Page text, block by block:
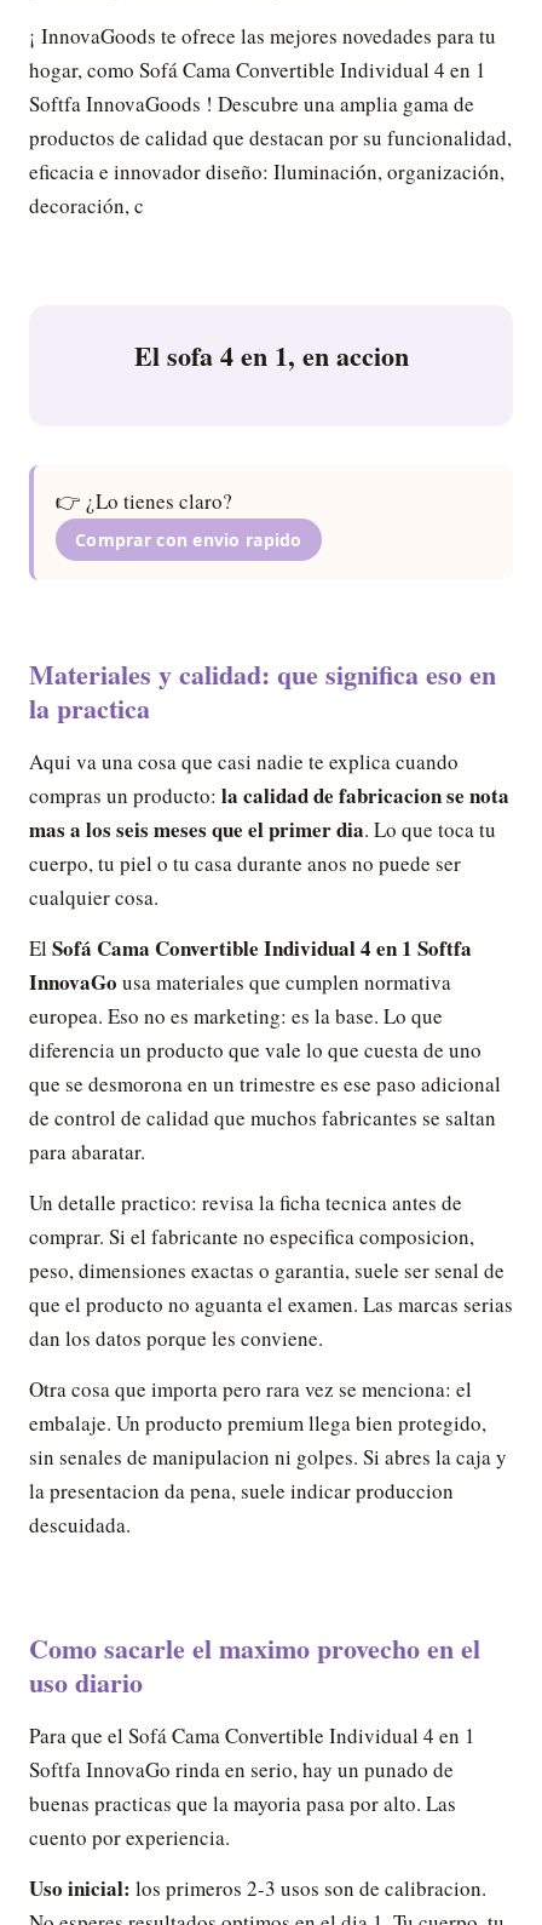
¡ InnovaGoods te ofrece las mejores novedades para tu
hogar, como Sofá Cama Convertible Individual 4 en 1
Softfa InnovaGoods ! Descubre una amplia gama de
productos de calidad que destacan por su funcionalidad,
eficacia e innovador diseño: Iluminación, organización,
decoración, c
El sofa 4 en 1, en accion
👉 ¿Lo tienes claro?
Comprar con envio rapido
Materiales y calidad: que significa eso en
la practica
Aqui va una cosa que casi nadie te explica cuando
compras un producto: la calidad de fabricacion se nota
mas a los seis meses que el primer dia. Lo que toca tu
cuerpo, tu piel o tu casa durante anos no puede ser
cualquier cosa.
El Sofá Cama Convertible Individual 4 en 1 Softfa
InnovaGo usa materiales que cumplen normativa
europea. Eso no es marketing: es la base. Lo que
diferencia un producto que vale lo que cuesta de uno
que se desmorona en un trimestre es ese paso adicional
de control de calidad que muchos fabricantes se saltan
para abaratar.
Un detalle practico: revisa la ficha tecnica antes de
comprar. Si el fabricante no especifica composicion,
peso, dimensiones exactas o garantia, suele ser senal de
que el producto no aguanta el examen. Las marcas serias
dan los datos porque les conviene.
Otra cosa que importa pero rara vez se menciona: el
embalaje. Un producto premium llega bien protegido,
sin senales de manipulacion ni golpes. Si abres la caja y
la presentacion da pena, suele indicar produccion
descuidada.
Como sacarle el maximo provecho en el
uso diario
Para que el Sofá Cama Convertible Individual 4 en 1
Softfa InnovaGo rinda en serio, hay un punado de
buenas practicas que la mayoria pasa por alto. Las
cuento por experiencia.
Uso inicial: los primeros 2-3 usos son de calibracion.